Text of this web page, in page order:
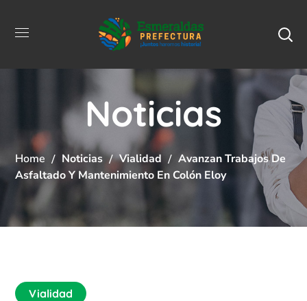
Noticias
Home Noticias Vialidad
Avanzan Trabajos De
Asfaltado Y Mantenimiento En Colón Eloy
Vialidad